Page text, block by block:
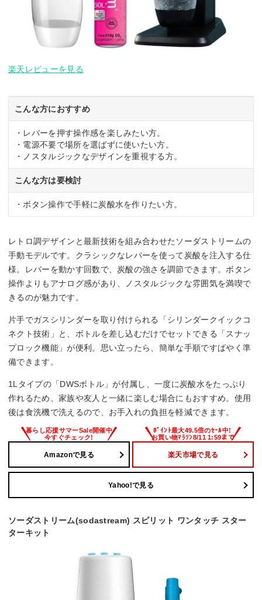
楽天レビューを見る
こんな方におすすめ
・レバーを押す操作感を楽しみたい方。
・電源不要で場所を選ばずに使いたい方。
・ノスタルジックなデザインを重視する方。
こんな方は要検討
・ボタン操作で手軽に炭酸水を作りたい方。
レトロ調デザインと最新技術を組み合わせたソーダストリームの
手動モデルです。クラシックなレバーを使って炭酸を注入する仕
様。レバーを動かす回数で、炭酸の強さを調節できます。ボタン
操作よりもアナログ感があり、ノスタルジックな雰囲気を満喫で
きるのが魅力です。
片手でガスシリンダーを取り付けられる「シリンダークイックコ
ネクト技術」と、ボトルを差し込むだけでセットできる「スナッ
プロック機能」が便利。思い立ったら、簡単な手順ですばやく準
備できます。
1Lタイプの「DWSボトル」が付属し、一度に炭酸水をたっぷり
作れるため、家族や友人と一緒に楽しむ場合にもおすすめ。使用
後は食洗機で洗えるので、お手入れの負担を軽減できます。
Amazonで見る 楽天市場で見る
Yahoo!で見る
ソーダストリーム(sodastream) スピリット ワンタッチ スター
ターキット